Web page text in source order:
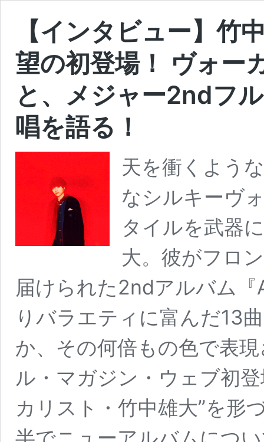
【インタビュー】
望の初登場！ ヴォー
と、メジャー2ndフ
唱を語る！
天を衝くよう
なシルキーヴ
タイルを武器
大。彼がフロ
届けられた2ndアルバム
りバラエティに富んだ13
か、その何倍もの色で表
ル・マガジン・ウェブ初
カリスト・竹中雄大”を形